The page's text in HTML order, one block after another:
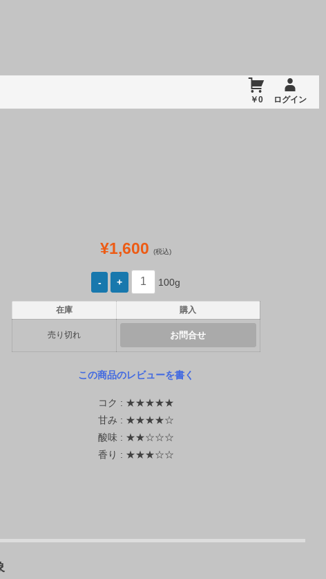
￥0 ログイン
¥1,600(税込)
100g
在庫 購入
売り切れ お問合せ
この商品のレビューを書く
コク : ★★★★★
甘み : ★★★★☆
酸味 : ★★☆☆☆
香り : ★★★☆☆